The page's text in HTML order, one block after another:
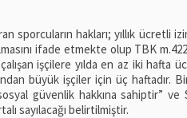
sporcuların hakları; yıllık ücretli
ifade etmekte olup TBK
işçilere yılda en az iki
büyük işçiler için üç haftadır.
güvenlik hakkına sahiptir” ve
sayılacağı belirtilmiştir.